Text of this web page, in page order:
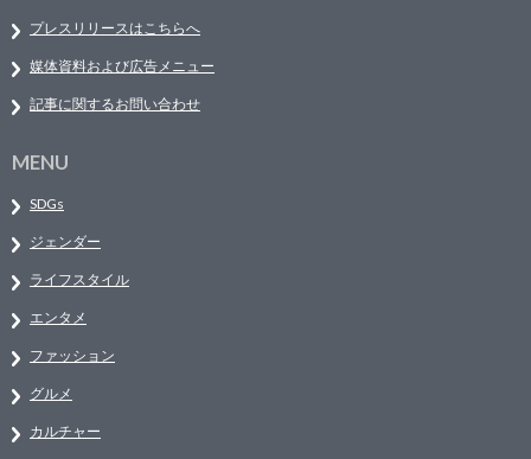
プレスリリースはこちらへ
媒体資料および広告メニュー
記事に関するお問い合わせ
MENU
SDGs
ジェンダー
ライフスタイル
エンタメ
ファッション
グルメ
カルチャー